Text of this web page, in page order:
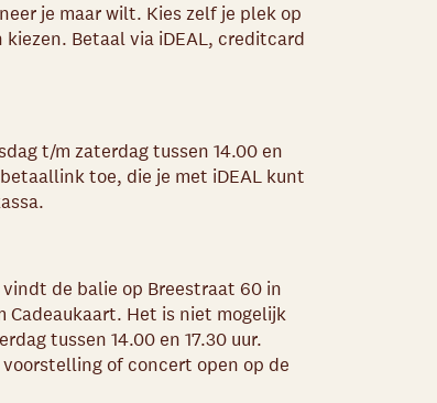
je maar wilt. Kies zelf je plek op
Betaal via iDEAL, creditcard
t/m zaterdag tussen 14.00 en
betaallink toe, die je met iDEAL kunt
de balie op Breestraat 60 in
Cadeaukaart. Het is niet mogelijk
tussen 14.00 en 17.30 uur.
of concert open op de